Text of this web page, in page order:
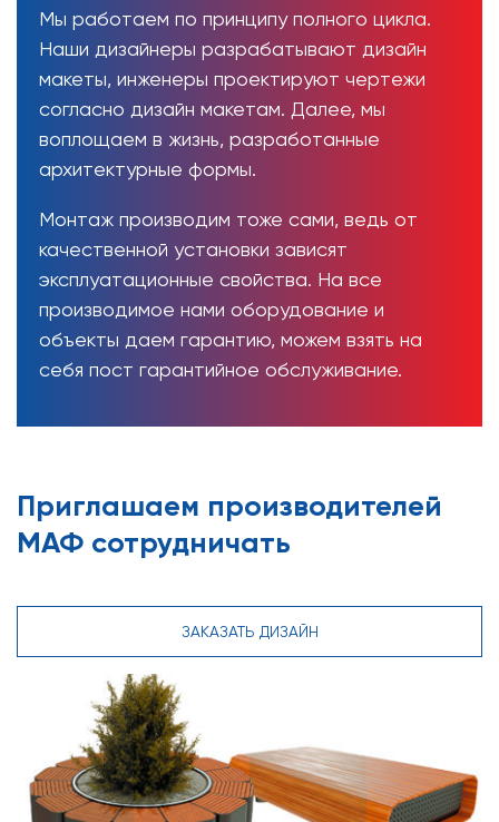
Мы работаем по принципу полного цикла.
Наши дизайнеры разрабатывают дизайн
макеты, инженеры проектируют чертежи
согласно дизайн макетам. Далее, мы
воплощаем в жизнь, разработанные
архитектурные формы.
Монтаж производим тоже сами, ведь от
качественной установки зависят
эксплуатационные свойства. На все
производимое нами оборудование и
объекты даем гарантию, можем взять на
себя пост гарантийное обслуживание.
Приглашаем производителей
МАФ сотрудничать
ЗАКАЗАТЬ ДИЗАЙН